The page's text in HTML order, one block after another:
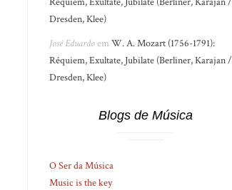
Dresden, Klee)
José EduardoemW. A. Mozart (1756-1791):
Réquiem, Exultate, Jubilate (Berliner, Karajan /
Dresden, Klee)
Blogs de Música
O Ser da Música
Music is the key